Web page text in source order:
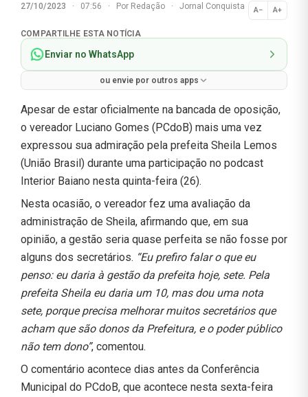
27/10/2023 · 07:56 · Por Redação · Jornal Conquista A− A+
Normal
COMPARTILHE ESTA NOTÍCIA
Enviar no WhatsApp
ou envie por outros apps
Apesar de estar oficialmente na bancada de oposição,
o vereador Luciano Gomes (PCdoB) mais uma vez
expressou sua admiração pela prefeita Sheila Lemos
(União Brasil) durante uma participação no podcast
Interior Baiano nesta quinta-feira (26).
Nesta ocasião, o vereador fez uma avaliação da
administração de Sheila, afirmando que, em sua
opinião, a gestão seria quase perfeita se não fosse por
alguns dos secretários. “Eu prefiro falar o que eu
penso: eu daria à gestão da prefeita hoje, sete. Pela
prefeita Sheila eu daria um 10, mas dou uma nota
sete, porque precisa melhorar muitos secretários que
acham que são donos da Prefeitura, e o poder público
não tem dono”, comentou.
O comentário acontece dias antes da Conferência
Municipal do PCdoB, que acontece nesta sexta-feira